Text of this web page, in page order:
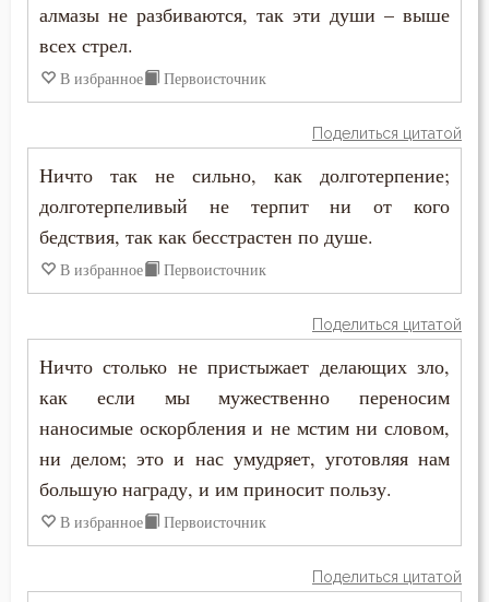
Милостыня
Молитва
Молчание
Монастырь
Мощи
Мудрость
Мученичество
Мысли
алмазы не разбиваются, так эти души – выше
всех стрел.
В избранное Первоисточник
Поделиться цитатой
Ничто так не сильно, как долготерпение;
долготерпеливый не терпит ни от кого
бедствия, так как бесстрастен по душе.
В избранное Первоисточник
Поделиться цитатой
Ничто столько не пристыжает делающих зло,
как если мы мужественно переносим
наносимые оскорбления и не мстим ни словом,
ни делом; это и нас умудряет, уготовляя нам
большую награду, и им приносит пользу.
В избранное Первоисточник
Поделиться цитатой